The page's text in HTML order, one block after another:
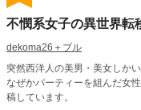
不憫系女子の異世界転
dekoma26＋ブル
突然西洋人の美男・美女しか
なぜかパーティーを組んだ女
稿しています。